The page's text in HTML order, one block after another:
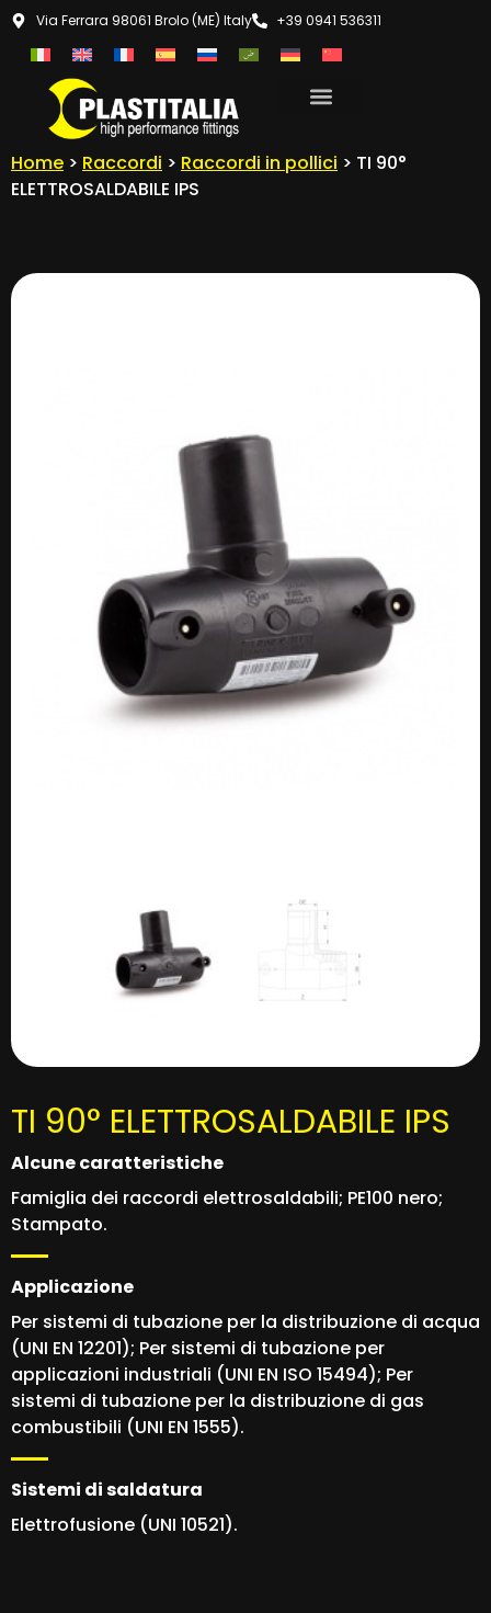
Via Ferrara 98061 Brolo (ME) Italy +39 0941 536311
Home > Raccordi > Raccordi in pollici > TI 90°
ELETTROSALDABILE IPS
TI 90° ELETTROSALDABILE IPS
Alcune caratteristiche
Famiglia dei raccordi elettrosaldabili; PE100 nero;
Stampato.
Applicazione
Per sistemi di tubazione per la distribuzione di acqua
(UNI EN 12201); Per sistemi di tubazione per
applicazioni industriali (UNI EN ISO 15494); Per
sistemi di tubazione per la distribuzione di gas
combustibili (UNI EN 1555).
Sistemi di saldatura
Elettrofusione (UNI 10521).